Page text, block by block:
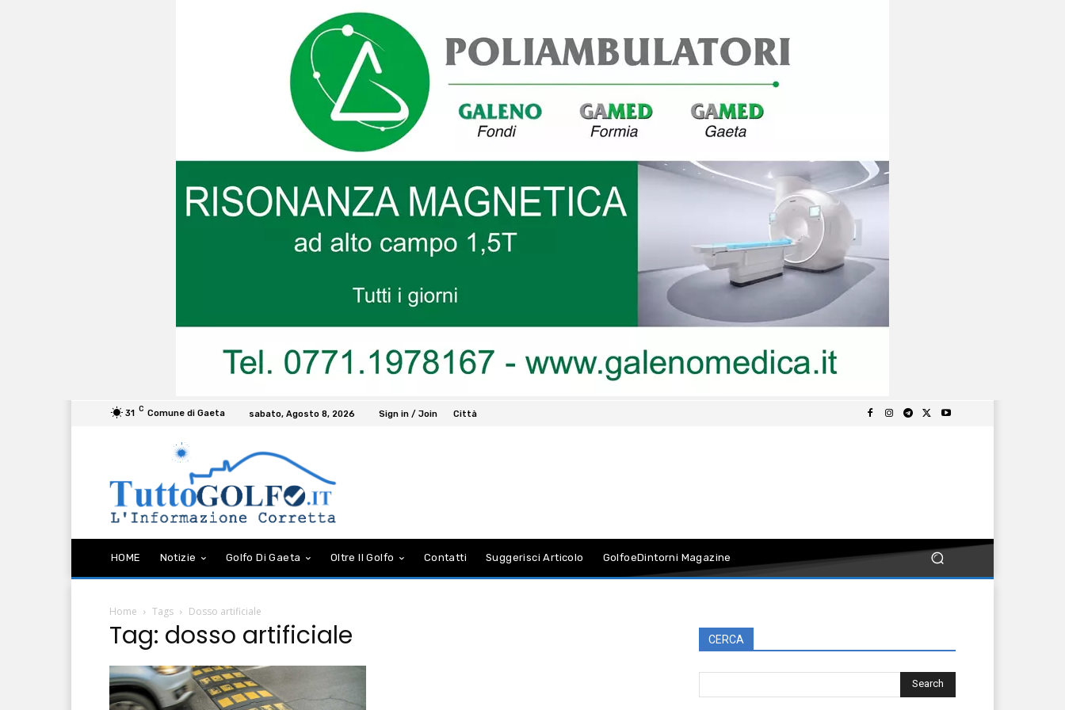
31 C Comune di Gaeta sabato, Agosto 8, 2026 Sign in / Join Città
HOME Notizie Golfo Di Gaeta Oltre Il Golfo Contatti Suggerisci Articolo GolfoeDintorni Magazine
Home Tags Dosso artificiale
Tag: dosso artificiale CERCA